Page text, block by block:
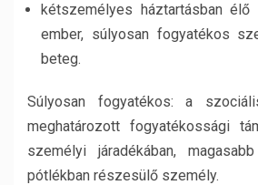
kétszemélyes háztartásban
ember, súlyosan fogyatékos
beteg.
Súlyosan fogyatékos: a
meghatározott fogyatékossági
személyi járadékában,
pótlékban részesülő személy.